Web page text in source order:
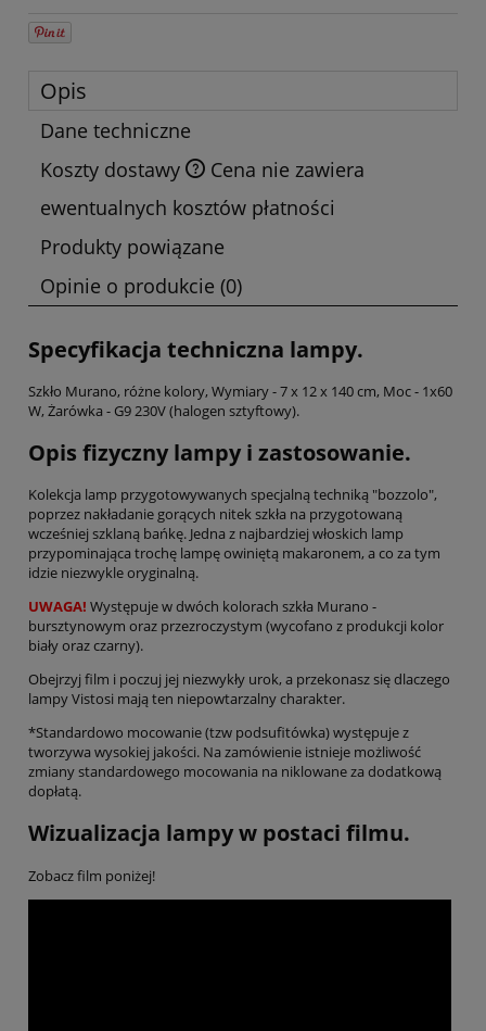
Opis
Dane techniczne
Koszty dostawy
Cena nie zawiera
ewentualnych kosztów płatności
Produkty powiązane
Opinie o produkcie (0)
Specyfikacja techniczna lampy.
Szkło Murano, różne kolory, Wymiary - 7 x 12 x 140 cm, Moc - 1x60
W, Żarówka - G9 230V (halogen sztyftowy).
Opis fizyczny lampy i zastosowanie.
Kolekcja lamp przygotowywanych specjalną techniką "bozzolo",
poprzez nakładanie gorących nitek szkła na przygotowaną
wcześniej szklaną bańkę. Jedna z najbardziej włoskich lamp
przypominająca trochę lampę owiniętą makaronem, a co za tym
idzie niezwykle oryginalną.
UWAGA! Występuje w dwóch kolorach szkła Murano -
bursztynowym oraz przezroczystym (wycofano z produkcji kolor
biały oraz czarny).
Obejrzyj film i poczuj jej niezwykły urok, a przekonasz się dlaczego
lampy Vistosi mają ten niepowtarzalny charakter.
*Standardowo mocowanie (tzw podsufitówka) występuje z
tworzywa wysokiej jakości. Na zamówienie istnieje możliwość
zmiany standardowego mocowania na niklowane za dodatkową
dopłatą.
Wizualizacja lampy w postaci filmu.
Zobacz film poniżej!